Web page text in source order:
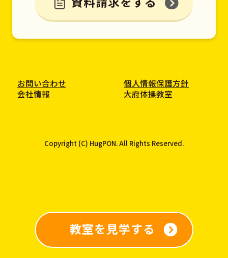
お問い合わせ
個人情報保護方針
会社情報
大府体操教室
Copyright (C) HugPON. All Rights Reserved.
教室を見学する